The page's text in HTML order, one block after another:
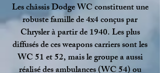
Les châssis Dodge WC constituent une
robuste famille de 4x4 conçus par
Chrysler à partir de 1940. Les plus
diffusés de ces weapons carriers sont les
WC 51 et 52, mais le groupe a aussi